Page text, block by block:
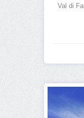
Val di